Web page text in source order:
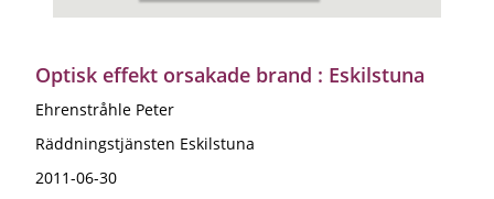
Optisk effekt orsakade brand : Eskilstuna
Ehrenstråhle Peter
Räddningstjänsten Eskilstuna
2011-06-30